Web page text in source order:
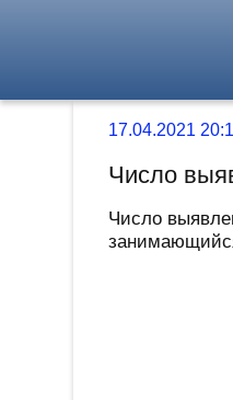
17.04.2021
Число
Число